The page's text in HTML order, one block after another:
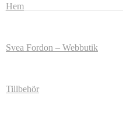
Hem
Svea Fordon – Webbutik
Tillbehör